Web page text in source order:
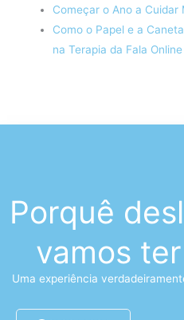
Começar o Ano a Cuidar
Como o Papel e a
na Terapia da Fala Online
Porquê
vamos
Uma experiência